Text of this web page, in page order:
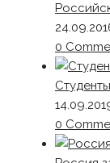
0
0